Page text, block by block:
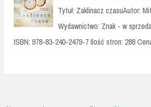
Tytuł: Zaklinacz czasuAutor:
Wydawnictwo: Znak - w
ISBN: 978-83-240-2479-7 Ilość stron: 288